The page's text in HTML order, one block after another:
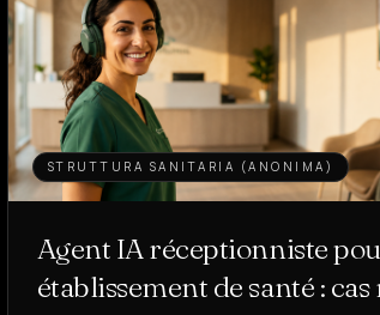
STRUTTURA SANITARIA (ANONIMA)
Agent IA réceptionniste
établissement de santé : cas